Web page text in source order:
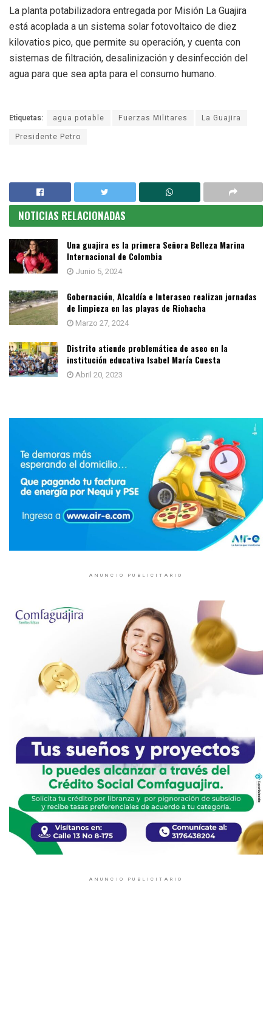
La planta potabilizadora entregada por Misión La Guajira
está acoplada a un sistema solar fotovoltaico de diez
kilovatios pico, que permite su operación, y cuenta con
sistemas de filtración, desalinización y desinfección del
agua para que sea apta para el consumo humano.
Etiquetas: agua potable Fuerzas Militares
La Guajira
Presidente Petro
NOTICIAS RELACIONADAS
Una guajira es la primera Señora Belleza Marina
Internacional de Colombia
Junio 5, 2024
Gobernación, Alcaldía e Interaseo realizan jornadas
de limpieza en las playas de Riohacha
Marzo 27, 2024
Distrito atiende problemática de aseo en la
institución educativa Isabel María Cuesta
Abril 20, 2023
ANUNCIO PUBLICITARIO
ANUNCIO PUBLICITARIO